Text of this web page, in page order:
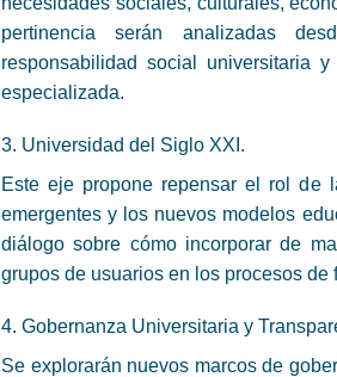
pertinencia serán analizadas
responsabilidad social universitaria
especializada.
3. Universidad del Siglo XXI.
Este eje propone repensar el rol de
emergentes y los nuevos modelos
diálogo sobre cómo incorporar de
grupos de usuarios en los procesos de
4. Gobernanza Universitaria y
Se explorarán nuevos marcos de